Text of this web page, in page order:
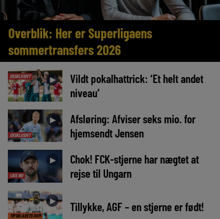
Overblik: Her er Superligaens
sommertransfers 2026
EKSKLUSIVT ►
Vildt pokalhattrick: ‘Et helt andet
niveau’
EKSKLUSIVT
►
Afsløring: Afviser seks mio. for
hjemsendt Jensen
LIGE NU
►
Chok! FCK-stjerne har nægtet at
rejse til Ungarn
TIPSBLADETS DOM
► Tillykke, AGF – en stjerne er født!